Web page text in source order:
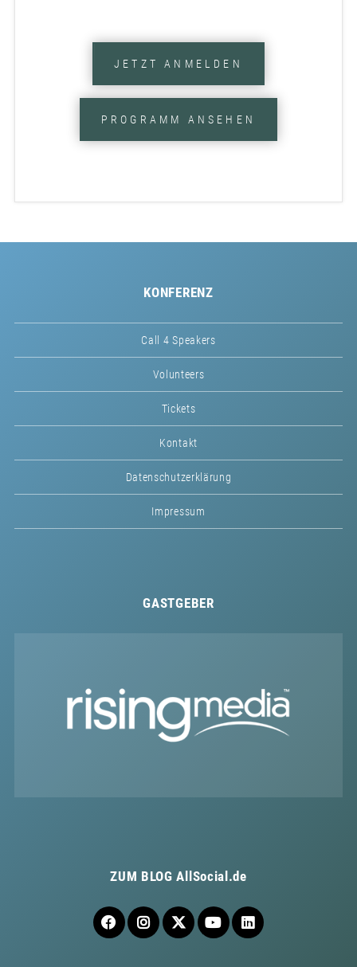
JETZT ANMELDEN
PROGRAMM ANSEHEN
KONFERENZ
Call 4 Speakers
Volunteers
Tickets
Kontakt
Datenschutzerklärung
Impressum
GASTGEBER
ZUM BLOGAllSocial.de